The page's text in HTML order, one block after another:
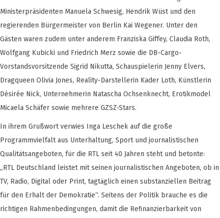
Ministerpräsidenten Manuela Schwesig, Hendrik Wüst und den
regierenden Bürgermeister von Berlin Kai Wegener. Unter den
Gästen waren zudem unter anderem Franziska Giffey, Claudia Roth,
Wolfgang Kubicki und Friedrich Merz sowie die DB-Cargo-
Vorstandsvorsitzende Sigrid Nikutta, Schauspielerin Jenny Elvers,
Dragqueen Olivia Jones, Reality-Darstellerin Kader Loth, Künstlerin
Désirée Nick, Unternehmerin Natascha Ochsenknecht, Erotikmodel
Micaela Schäfer sowie mehrere GZSZ-Stars.
In ihrem Grußwort verwies Inga Leschek auf die große
Programmvielfalt aus Unterhaltung, Sport und journalistischen
Qualitätsangeboten, für die RTL seit 40 Jahren steht und betonte:
„RTL Deutschland leistet mit seinen journalistischen Angeboten, ob in
TV, Radio, Digital oder Print, tagtäglich einen substanziellen Beitrag
für den Erhalt der Demokratie“. Seitens der Politik brauche es die
richtigen Rahmenbedingungen, damit die Refinanzierbarkeit von